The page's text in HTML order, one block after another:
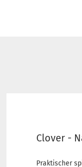
Clover -
Praktischer